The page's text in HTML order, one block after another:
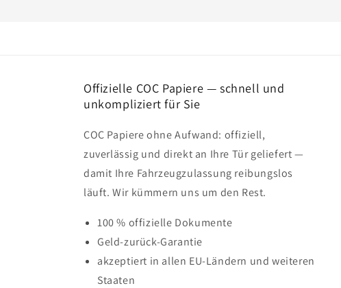
Offizielle COC Papiere — schnell und
unkompliziert für Sie
COC Papiere ohne Aufwand: offiziell,
zuverlässig und direkt an Ihre Tür geliefert —
damit Ihre Fahrzeugzulassung reibungslos
läuft. Wir kümmern uns um den Rest.
100 % offizielle Dokumente
Geld-zurück-Garantie
akzeptiert in allen EU-Ländern und weiteren
Staaten